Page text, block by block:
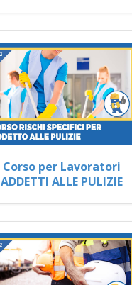
Corso per Lavoratori
ADDETTI ALLE PULIZIE